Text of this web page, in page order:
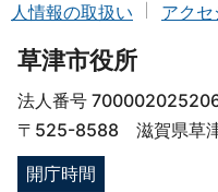
人情報の取扱い
アクセ
草津市役所
法人番号
〒525-8588 滋賀県草
開庁時間